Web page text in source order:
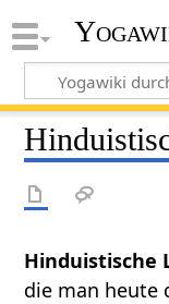
Hinduistische
die man heute